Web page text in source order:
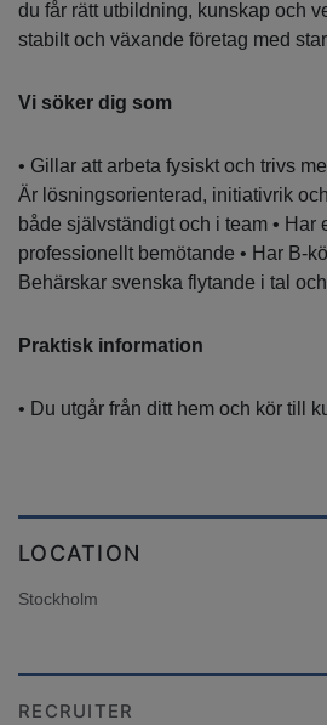
du får rätt utbildning, kunskap och
stabilt och växande företag med
Vi söker dig som
• Gillar att arbeta fysiskt och trivs
Är lösningsorienterad, initiativrik
både självständigt och i team • Har
professionellt bemötande • Har B-
Behärskar svenska flytande i tal
Praktisk information
• Du utgår från ditt hem och kör till
LOCATION
Stockholm
RECRUITER